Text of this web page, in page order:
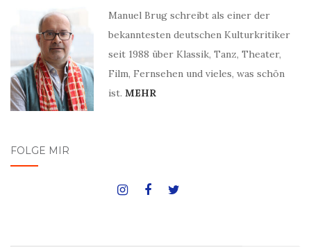
Manuel Brug schreibt als einer der
bekanntesten deutschen Kulturkritiker
seit 1988 über Klassik, Tanz, Theater,
Film, Fernsehen und vieles, was schön
ist. MEHR
FOLGE MIR